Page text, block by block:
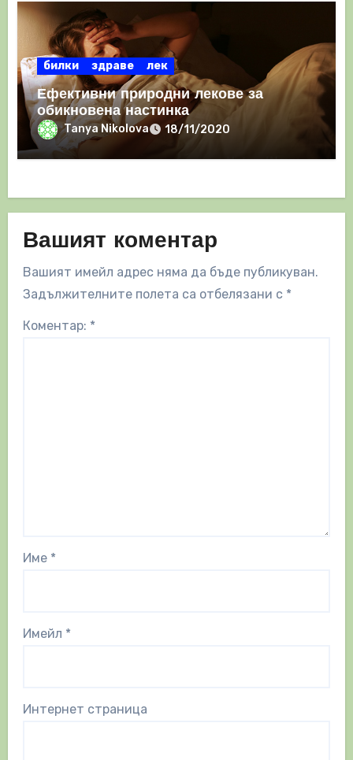
билки здраве лек
Ефективни природни лекове за
обикновена настинка
Tanya Nikolova 18/11/2020
Вашият коментар
Вашият имейл адрес няма да бъде публикуван.
Задължителните полета са отбелязани с *
Коментар: *
Име *
Имейл *
Интернет страница